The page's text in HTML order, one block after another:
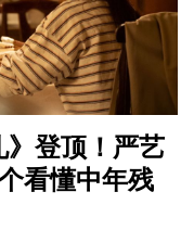
登顶！严艺
看懂中年残